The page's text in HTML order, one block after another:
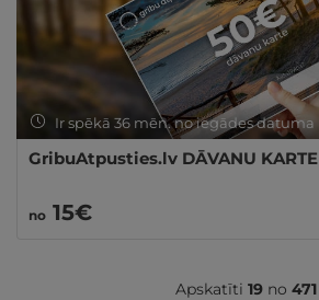
Ir spēkā 36 mēn. no iegādes datuma
GribuAtpusties.lv DĀVANU KARTE
no 15€
Apskatīti 19no 471